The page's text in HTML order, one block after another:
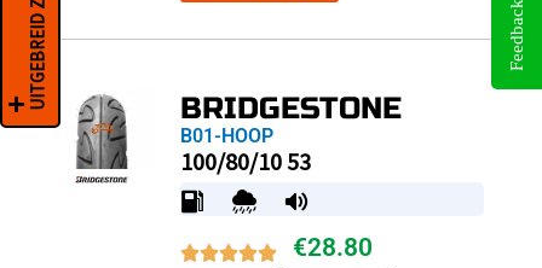
BRIDGESTONE
B01-HOOP
100/80/10 53
€28.80
Feedback